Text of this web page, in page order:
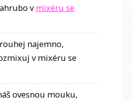
vmixéru se
najemno,
v mixéru se
ovesnou mouku,